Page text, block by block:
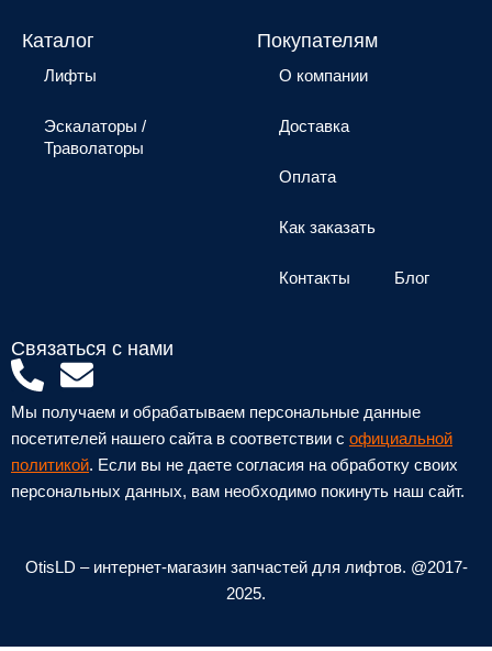
Каталог
Лифты
Эскалаторы /
Траволаторы
Покупателям
О компании
Доставка
Оплата
Как заказать
Контакты Блог
Связаться с нами
P
h
o
n
e
a
t
E
n
v
e
l
p
Мы получаем и обрабатываем персональные данные
посетителей нашего сайта в соответствии с официальной
политикой. Если вы не даете согласия на обработку своих
персональных данных, вам необходимо покинуть наш сайт.
OtisLD – интернет-магазин запчастей для лифтов. @2017-
2025.